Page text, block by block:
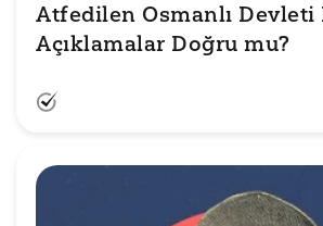
Atfedilen Osmanlı
Açıklamalar Doğru mu?